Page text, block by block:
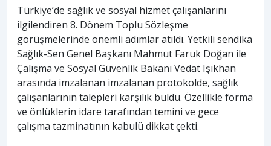
Türkiye’de sağlık ve sosyal hizmet çalışanlarını
ilgilendiren 8. Dönem Toplu Sözleşme
görüşmelerinde önemli adımlar atıldı. Yetkili sendika
Sağlık-Sen Genel Başkanı Mahmut Faruk Doğan ile
Çalışma ve Sosyal Güvenlik Bakanı Vedat Işıkhan
arasında imzalanan imzalanan protokolde, sağlık
çalışanlarının talepleri karşılık buldu. Özellikle forma
ve önlüklerin idare tarafından temini ve gece
çalışma tazminatının kabulü dikkat çekti.